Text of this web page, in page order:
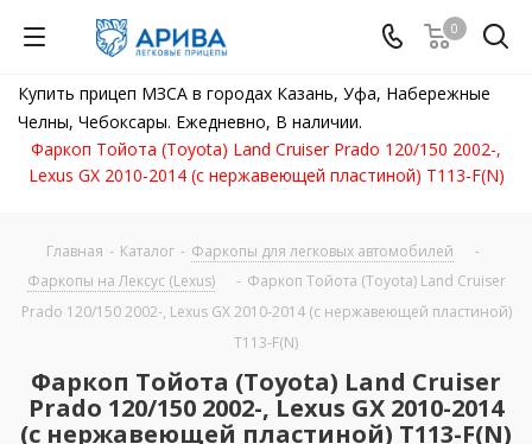
0
Купить прицеп МЗСА в городах Казань, Уфа, Набережные
Челны, Чебоксары. Ежедневно, В наличии.
Фаркоп Тойота (Toyota) Land Cruiser Prado 120/150 2002-,
Lexus GX 2010-2014 (с нержавеющей пластиной) T113-F(N)
Главная - Каталог - Фаркопы для легковых автомобилей
-
Фаркопы на Лексус (Lexus)
- Фаркоп Тойота (Toyota) Land Cruiser
Prado 120/150 2002-, Lexus GX 2010-2014 (с нержавеющей пластиной)
T113-F(N)
Фаркоп Тойота (Toyota) Land Cruiser
Prado 120/150 2002-, Lexus GX 2010-2014
(с нержавеющей пластиной) T113-F(N)